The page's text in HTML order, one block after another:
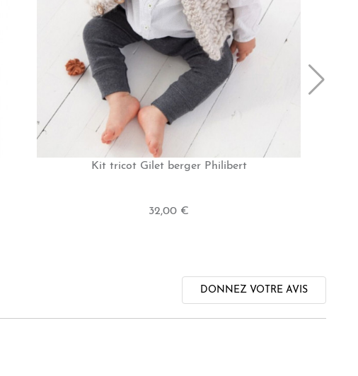
Kit tricot Gilet berger Philibert
32,00 €
DONNEZ VOTRE AVIS